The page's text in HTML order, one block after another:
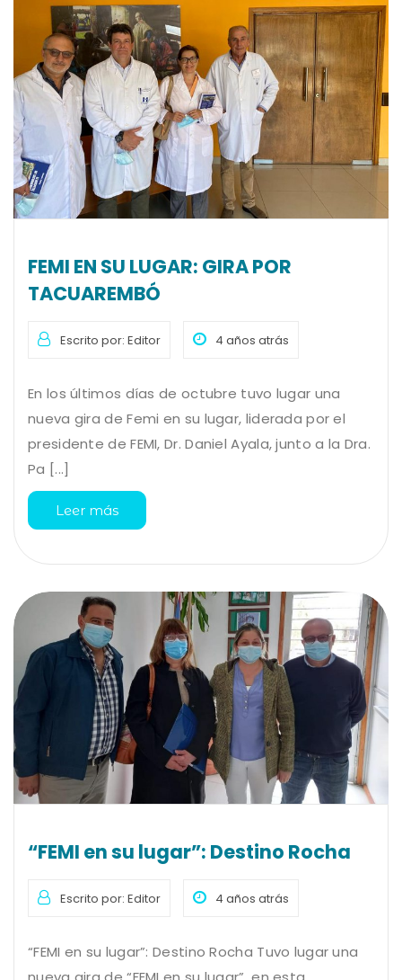
FEMI EN SU LUGAR: GIRA POR
TACUAREMBÓ
Escrito por: Editor 4 años atrás
En los últimos días de octubre tuvo lugar una
nueva gira de Femi en su lugar, liderada por el
presidente de FEMI, Dr. Daniel Ayala, junto a la Dra.
Pa [...]
Leer más
“FEMI en su lugar”: Destino Rocha
Escrito por: Editor 4 años atrás
“FEMI en su lugar”: Destino Rocha Tuvo lugar una